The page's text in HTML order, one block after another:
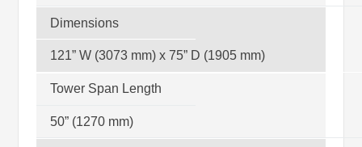
Dimensions
121” W (3073 mm) x 75” D (1905 mm)
Tower Span Length
50” (1270 mm)